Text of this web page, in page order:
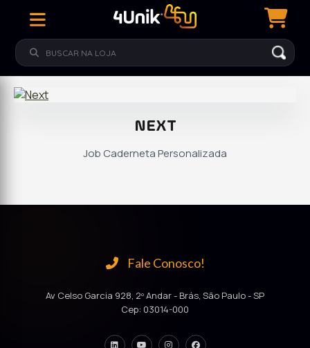
NEXT
Job Caderneta Personalizada
Fale Conosco!
Av Celso Garcia 928, 2º Andar - Brás, São Paulo - SP
Cep: 03014-000